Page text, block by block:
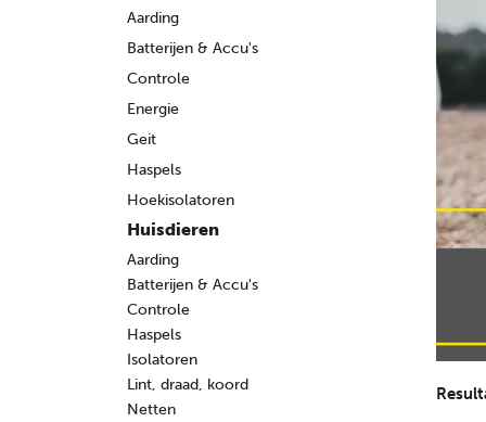
Aarding
Batterijen & Accu's
Controle
Energie
Geit
Haspels
Hoekisolatoren
Huisdieren
Aarding
Batterijen & Accu's
Controle
Haspels
Isolatoren
Lint, draad, koord
Netten